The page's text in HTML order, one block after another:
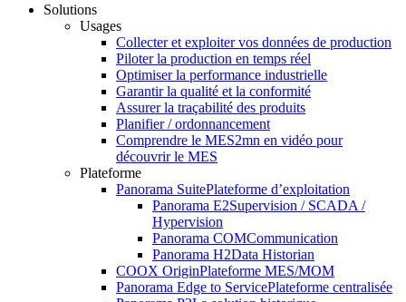
Solutions
Usages
Collecter et exploiter vos données de production
Piloter la production en temps réel
Optimiser la performance industrielle
Garantir la qualité et la conformité
Assurer la traçabilité des produits
Planifier / ordonnancement
Comprendre le MES2mn en vidéo pour
découvrir le MES
Plateforme
Panorama SuitePlateforme d’exploitation
Panorama E2Supervision / SCADA /
Hypervision
Panorama COMCommunication
Panorama H2Data Historian
COOX OriginPlateforme MES/MOM
Panorama Edge to ServicePlateforme centralisée